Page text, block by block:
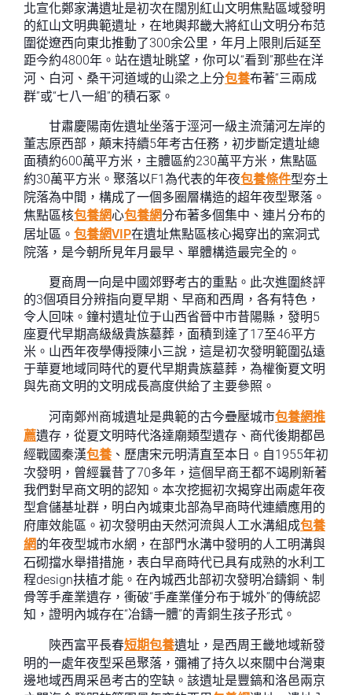
北宣化鄭家溝遺址是初次在闊別紅山文明焦點區域發明
的紅山文明典範遺址，在地輿邦畿大將紅山文明分布范
圍從遼西向東北推動了300余公里，年月上限則后延至
距今約4800年。站在遺址眺望，你可以“看到”那些在洋
河、白河、桑干河道域的山梁之上分包養布著“三兩成
群”或“七八一組”的積石冢。
甘肅慶陽南佐遺址坐落于涇河一級主流蒲河左岸的
董志原西部，顛末持續5年考古任務，初步斷定遺址總
面積約600萬平方米，主體區約230萬平方米，焦點區
約30萬平方米。聚落以F1為代表的年夜包養條件型夯土
院落為中間，構成了一個多圈層構造的超年夜型聚落。
焦點區核包養網心包養網分布著多個集中、連片分布的
居址區。 包養網VIP在遺址焦點區核心揭穿出的窯洞式
院落，是今朝所見年月最早、單體構造最完全的。
夏商周一向是中國郊野考古的重點。此次進圍終評
的3個項目分辨指向夏早期、早商和西周，各有特色，
令人回味。鐘村遺址位于山西省晉中市昔陽縣，發明5
座夏代早期高級級貴族墓葬，面積到達了17至46平方
米。山西年夜學傳授陳小三說，這是初次發明範圍弘遠
于華夏地域同時代的夏代早期貴族墓葬，為權衡夏文明
與先商文明的文明成長高度供給了主要參照。
河南鄭州商城遺址是典範的古今疊壓城市包養網推
薦遺存，從夏文明時代洛達廟類型遺存、商代後期都邑
經戰國秦漢包養 、歷唐宋元明清直至本日。自1955年初
次發明，曾經曩昔了70多年，這個早商王都不竭刷新著
我們對早商文明的認知。本次挖掘初次揭穿出兩處年夜
型倉儲基址群，明白內城東北部為早商時代連續應用的
府庫效能區。初次發明由天然河流與人工水溝組成包養
網的年夜型城市水網，在部門水溝中發明的人工明溝與
石砌擋水舉措措施，表白早商時代已具有成熟的水利工
程design扶植才能。在內城西北部初次發明冶鑄銅、制
骨等手產業遺存，衝破“手產業僅分布于城外”的傳統認
知，證明內城存在“冶鑄一體”的青銅生孩子形式。
陜西富平長春短期包養遺址，是西周王畿地域新發
明的一處年夜型采邑聚落，彌補了持久以來關中台灣東
邊地域西周采邑考古的空缺。該遺址是豐鎬和洛邑兩京